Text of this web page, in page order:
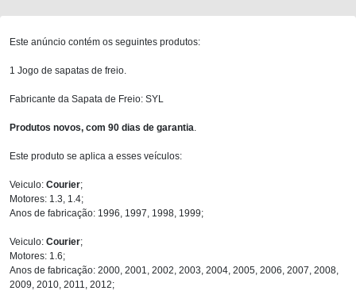
Este anúncio contém os seguintes produtos:
1 Jogo de sapatas de freio.
Fabricante da Sapata de Freio: SYL
Produtos novos, com 90 dias de garantia
Este produto se aplica a esses veículos:
Veiculo: Courier;
Motores: 1.3, 1.4;
Anos de fabricação: 1996, 1997, 1998, 1999;
Veiculo: Courier;
Motores: 1.6;
Anos de fabricação: 2000, 2001, 2002, 2003, 2004, 2005, 2006, 2007, 2008,
2009, 2010, 2011, 2012;